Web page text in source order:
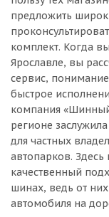
предложить
комплект. Когда
Ярославле, вы
сервис,
быстрое
компания
регионе
для частных
автопарков.
качественный
шинах, ведь от
автомобиля на